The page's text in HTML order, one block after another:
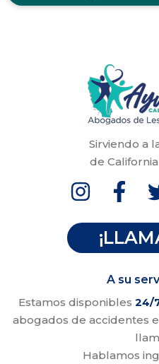
Sirviendo a
de
A su
Estamos disponibles 24/
abogados de accidentes
Hablamos